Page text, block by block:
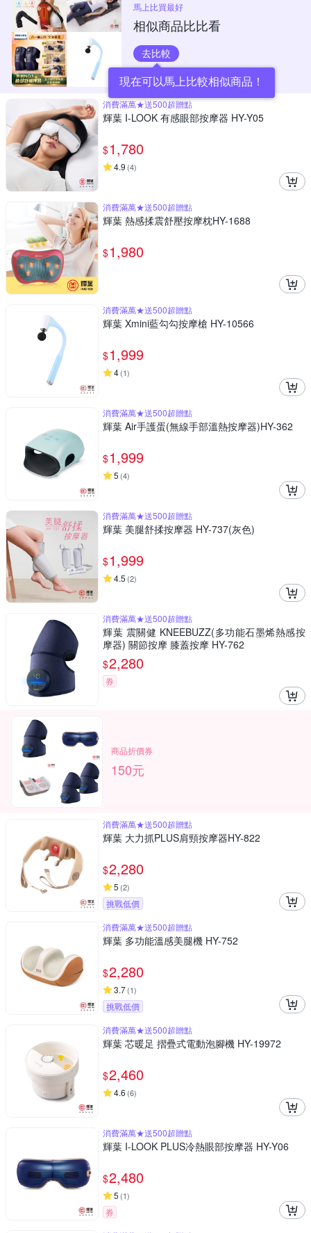
馬上比買最好
相似商品比比看
去比較
現在可以馬上比較相似商品！
消費滿萬★送500超贈點
輝葉 I-LOOK 有感眼部按摩器 HY-Y05
$1,780
4.9 (4)
消費滿萬★送500超贈點
輝葉 熱感揉震舒壓按摩枕HY-1688
$1,980
消費滿萬★送500超贈點
輝葉 Xmini藍勾勾按摩槍 HY-10566
$1,999
4(1)
消費滿萬★送500超贈點
輝葉 Air手護蛋(無線手部溫熱按摩器)HY-362
$1,999
5 (4)
消費滿萬★送500超贈點
輝葉 美腿舒揉按摩器 HY-737(灰色)
$1,999
4.5 (2)
消費滿萬★送500超贈點
輝葉 震關健 KNEEBUZZ(多功能石墨烯熱感按
摩器) 關節按摩 膝蓋按摩 HY-762
$2,280
券
商品折價券
150元
消費滿萬★送500超贈點
輝葉 大力抓PLUS肩頸按摩器HY-822
$2,280
5 (2)
挑戰低價
消費滿萬★送500超贈點
輝葉 多功能溫感美腿機 HY-752
$2,280
3.7(1)
挑戰低價
消費滿萬★送500超贈點
輝葉 芯暖足 摺疊式電動泡腳機 HY-19972
$2,460
4.6 (6)
消費滿萬★送500超贈點
輝葉 I-LOOK PLUS冷熱眼部按摩器 HY-Y06
$2,480
5 (1)
券